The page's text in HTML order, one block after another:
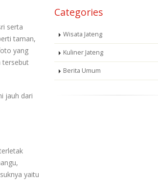
serta
taman,
yang
tersebut
jauh dari
yaitu
Categories
Wisata Jateng
Kuliner Jateng
Berita Umum